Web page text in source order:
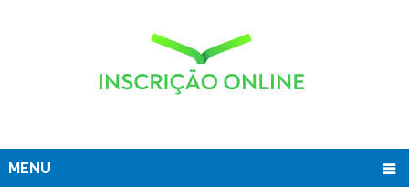
MENU